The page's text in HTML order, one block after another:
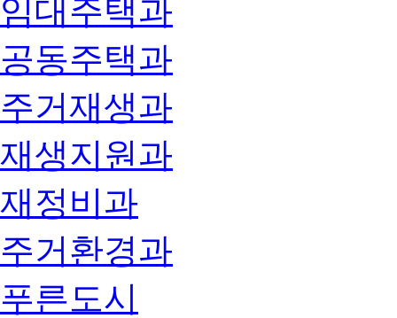
임대주택과
공동주택과
주거재생과
재생지원과
재정비과
주거환경과
푸른도시